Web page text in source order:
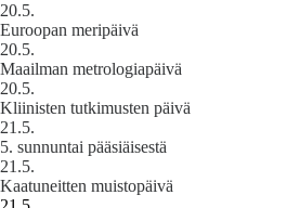
20.5.
Euroopan meripäivä
20.5.
Maailman metrologiapäivä
20.5.
Kliinisten tutkimusten päivä
21.5.
5. sunnuntai pääsiäisestä
21.5.
Kaatuneitten muistopäivä